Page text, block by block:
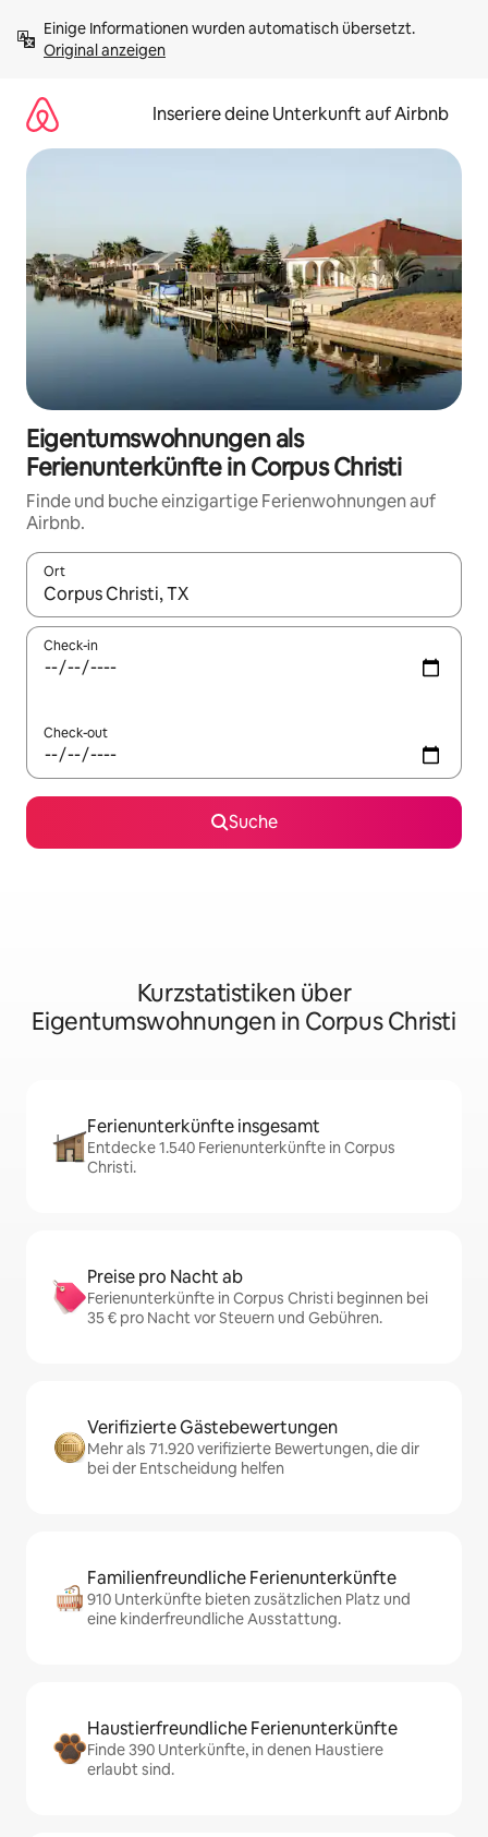
Inhalten
springenOriginal anzeigen
Inseriere deine Unterkunft auf Airbnb
Eigentumswohnungen als
Ferienunterkünfte in Corpus Christi
Finde und buche einzigartige Ferienwohnungen auf
Airbnb.
Ort
Wenn Ergebnisse verfügbar sind, navigiere mit den
Check-in
Check-out
Suche
Kurzstatistiken über
Eigentumswohnungen in Corpus Christi
Ferienunterkünfte insgesamt
Entdecke 1.540 Ferienunterkünfte in Corpus
Christi.
Preise pro Nacht ab
Ferienunterkünfte in Corpus Christi beginnen bei
35 € pro Nacht vor Steuern und Gebühren.
Verifizierte Gästebewertungen
Mehr als 71.920 verifizierte Bewertungen, die dir
bei der Entscheidung helfen
Familienfreundliche Ferienunterkünfte
910 Unterkünfte bieten zusätzlichen Platz und
eine kinderfreundliche Ausstattung.
Haustierfreundliche Ferienunterkünfte
Finde 390 Unterkünfte, in denen Haustiere
erlaubt sind.